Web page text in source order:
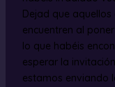
Dejad que
encuentren al
lo que habéis
esperar la
estamos enviando